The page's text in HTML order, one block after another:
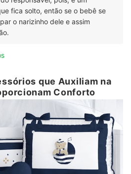
fica solto, então se o bebê se
o narizinho dele e assim
que Auxiliam na
Conforto